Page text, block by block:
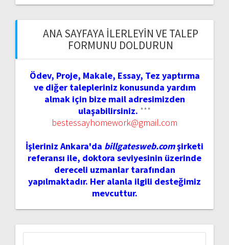
ANA SAYFAYA İLERLEYIN VE TALEP
FORMUNU DOLDURUN
Ödev, Proje, Makale, Essay, Tez yaptırma
ve diğer talepleriniz konusunda yardım
almak için bize mail adresimizden
ulaşabilirsiniz. ***
bestessayhomework@gmail.com
İşleriniz Ankara'da billgatesweb.comşirketi
referansı ile, doktora seviyesinin üzerinde
dereceli uzmanlar tarafından
yapılmaktadır. Her alanla ilgili desteğimiz
mevcuttur.